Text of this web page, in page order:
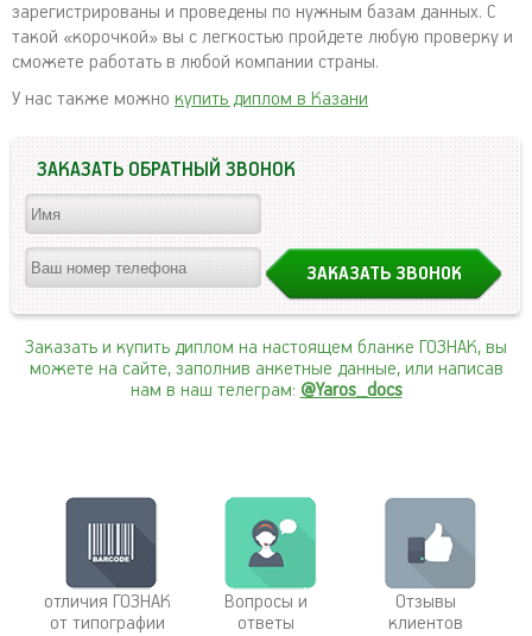
зарегистрированы и проведены по нужным базам данных. С
такой «корочкой» вы с легкостью пройдете любую проверку и
сможете работать в любой компании страны.
У нас также можно купить диплом в Казани
ЗАКАЗАТЬ ОБРАТНЫЙ ЗВОНОК
Заказать и купить диплом на настоящем бланке ГОЗНАК, вы
можете на сайте, заполнив анкетные данные, или написав
нам в наш телеграм: @Yaros_docs
отличия ГОЗНАК
от типографии
Вопросы и
ответы
Отзывы
клиентов